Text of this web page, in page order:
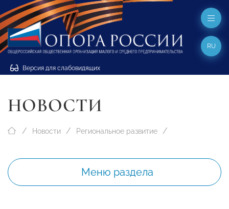
Версия для слабовидящих
RU
НОВОСТИ
Новости Региональное развитие
Меню раздела